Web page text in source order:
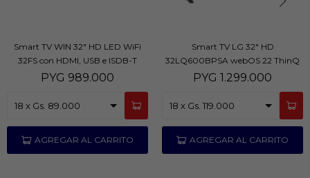
Smart TV WIN 32" HD LED WiFi
32FS con HDMI, USB e ISDB-T
PYG 989.000
Smart TV LG 32" HD
32LQ600BPSA webOS 22 ThinQ
AI WiFi Bluetooth y HDR10
PYG 1.299.000